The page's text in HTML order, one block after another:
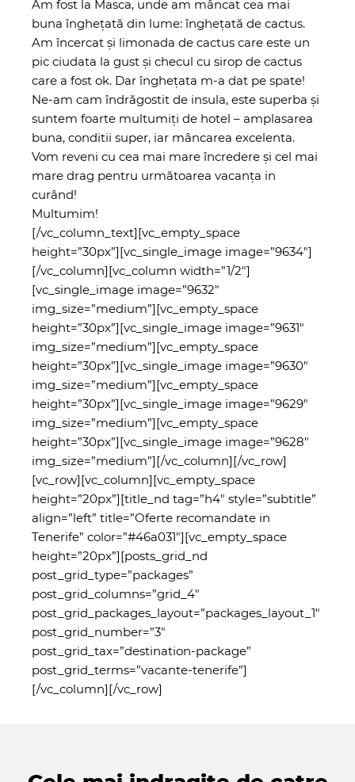
Am fost la Masca, unde am mâncat cea mai
buna înghețată din lume: înghețată de cactus.
Am încercat și limonada de cactus care este un
pic ciudata la gust și checul cu sirop de cactus
care a fost ok. Dar înghețata m-a dat pe spate!
Ne-am cam îndrăgostit de insula, este superba și
suntem foarte multumiți de hotel – amplasarea
buna, conditii super, iar mâncarea excelenta.
Vom reveni cu cea mai mare încredere și cel mai
mare drag pentru următoarea vacanța in
curând!
Multumim!
[/vc_column_text][vc_empty_space
height=”30px”][vc_single_image image=”9634″]
[/vc_column][vc_column width=”1/2″]
[vc_single_image image=”9632″
img_size=”medium”][vc_empty_space
height=”30px”][vc_single_image image=”9631″
img_size=”medium”][vc_empty_space
height=”30px”][vc_single_image image=”9630″
img_size=”medium”][vc_empty_space
height=”30px”][vc_single_image image=”9629″
img_size=”medium”][vc_empty_space
height=”30px”][vc_single_image image=”9628″
img_size=”medium”][/vc_column][/vc_row]
[vc_row][vc_column][vc_empty_space
height=”20px”][title_nd tag=”h4″ style=”subtitle”
align=”left” title=”Oferte recomandate in
Tenerife” color=”#46a031″][vc_empty_space
height=”20px”][posts_grid_nd
post_grid_type=”packages”
post_grid_columns=”grid_4″
post_grid_packages_layout=”packages_layout_1″
post_grid_number=”3″
post_grid_tax=”destination-package”
post_grid_terms=”vacante-tenerife”]
[/vc_column][/vc_row]